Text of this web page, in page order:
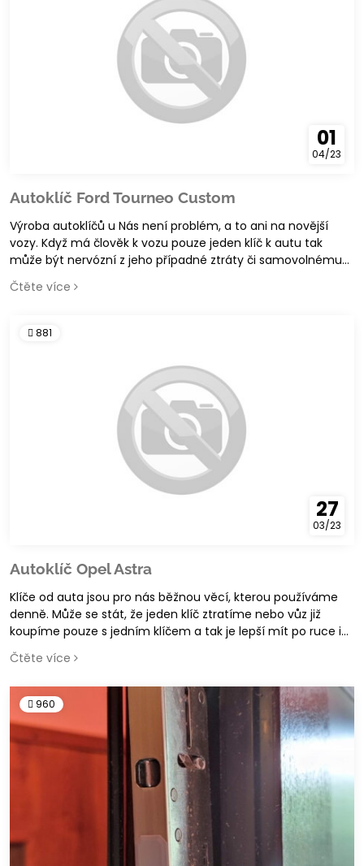
01
04/23
Autoklíč Ford Tourneo Custom
Výroba autoklíčů u Nás není problém, a to ani na novější
vozy. Když má člověk k vozu pouze jeden klíč k autu tak
může být nervózní z jeho případné ztráty či samovolnému
zamknutí v autě.
Čtěte více
881
27
03/23
Autoklíč Opel Astra
Klíče od auta jsou pro nás běžnou věcí, kterou používáme
denně. Může se stát, že jeden klíč ztratíme nebo vůz již
koupíme pouze s jedním klíčem a tak je lepší mít po ruce i
druhé rezervní klíče.
Čtěte více
960